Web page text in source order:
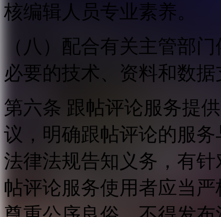
核编辑人员专业素养。
（八）配合有关主管部
必要的技术、资料和数
第六条 跟帖评论服务提
议，明确跟帖评论的服
法律法规告知义务，有
帖评论服务使用者应当